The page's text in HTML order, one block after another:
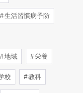
生活習慣病予防
地域 栄養
校 教科